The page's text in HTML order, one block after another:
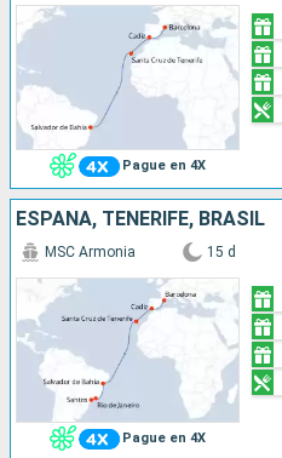
Pague en 4X
ESPAÑA, TENERIFE, BRASIL
Pague en 4X
MSC Armonia 15 d